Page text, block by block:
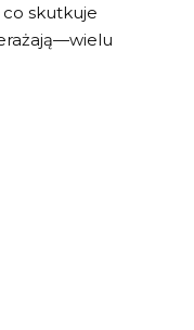
co skutkuje